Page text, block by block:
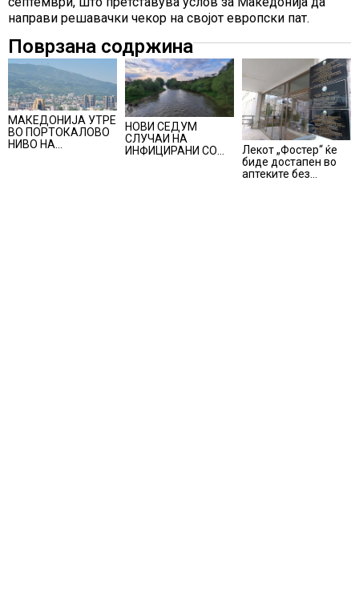
направи решавачки чекор на својот европски пат.
Поврзана содржина
МАКЕДОНИЈА УТРЕ
ВО ПОРТОКАЛОВО
НИВО НА
НОВИ СЕДУМ
СЛУЧАИ НА
ИНФИЦИРАНИ СО
Лекот „Фостер“ ќе
биде достапен во
аптеките без